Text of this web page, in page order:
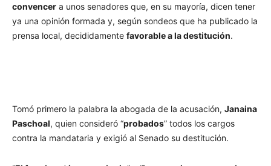
convencer a unos senadores que, en su mayoría, dicen tener
ya una opinión formada y, según sondeos que ha publicado la
prensa local, decididamente favorable a la destitución.
Tomó primero la palabra la abogada de la acusación, Janaina
Paschoal, quien consideró “probados” todos los cargos
contra la mandataria y exigió al Senado su destitución.